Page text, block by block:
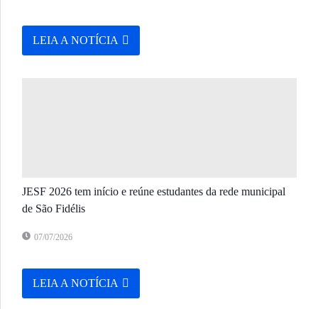
LEIA A NOTÍCIA
JESF 2026 tem início e reúne estudantes da rede municipal
de São Fidélis
07/07/2026
LEIA A NOTÍCIA